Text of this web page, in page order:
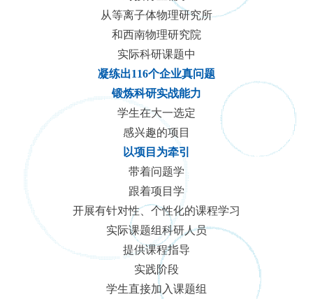
从等离子体物理研究所
和西南物理研究院
实际科研课题中
凝练出116个企业真问题
锻炼科研实战能力
学生在大一选定
感兴趣的项目
以项目为牵引
带着问题学
跟着项目学
开展有针对性、个性化的课程学习
实际课题组科研人员
提供课程指导
实践阶段
学生直接加入课题组